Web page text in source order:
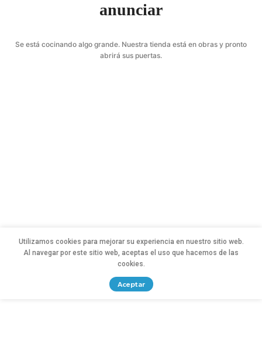
anunciar
Se está cocinando algo grande. Nuestra tienda está en obras y pronto
abrirá sus puertas.
Utilizamos cookies para mejorar su experiencia en nuestro sitio web.
Al navegar por este sitio web, aceptas el uso que hacemos de las
cookies.
Aceptar